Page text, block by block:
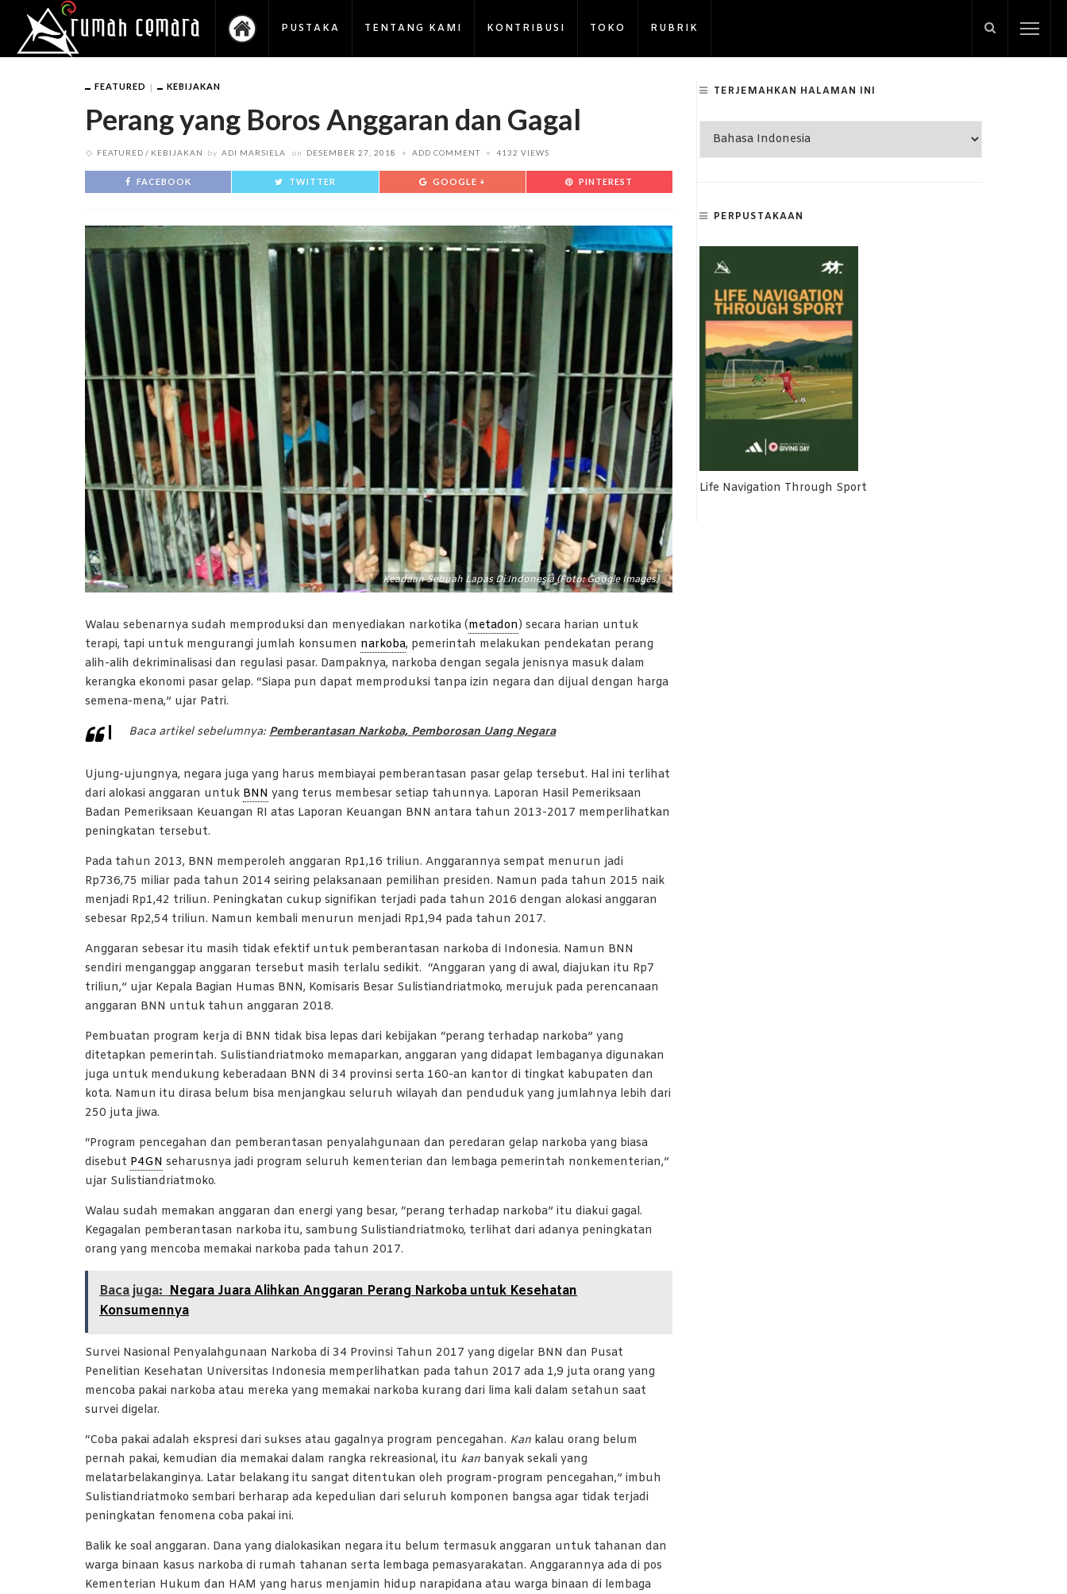
PUSTAKA TENTANG KAMI KONTRIBUSI TOKO RUBRIK
FEATURED KEBIJAKAN
Perang yang Boros Anggaran dan Gagal
FEATURED KEBIJAKAN by ADI MARSIELA on DESEMBER 27, 2018 ADD COMMENT 4132 VIEWS
FACEBOOK TWITTER GOOGLE + PINTEREST
Keadaan Sebuah Lapas Di Indonesia (Foto: Google Images)
Walau sebenarnya sudah memproduksi dan menyediakan narkotika (metadon) secara harian untuk
terapi, tapi untuk mengurangi jumlah konsumen narkoba, pemerintah melakukan pendekatan perang
alih-alih dekriminalisasi dan regulasi pasar. Dampaknya, narkoba dengan segala jenisnya masuk dalam
kerangka ekonomi pasar gelap. “Siapa pun dapat memproduksi tanpa izin negara dan dijual dengan harga
semena-mena,” ujar Patri.
Baca artikel sebelumnya: Pemberantasan Narkoba, Pemborosan Uang Negara
Ujung-ujungnya, negara juga yang harus membiayai pemberantasan pasar gelap tersebut. Hal ini terlihat
dari alokasi anggaran untuk BNN yang terus membesar setiap tahunnya. Laporan Hasil Pemeriksaan
Badan Pemeriksaan Keuangan RI atas Laporan Keuangan BNN antara tahun 2013-2017 memperlihatkan
peningkatan tersebut.
Pada tahun 2013, BNN memperoleh anggaran Rp1,16 triliun. Anggarannya sempat menurun jadi
Rp736,75 miliar pada tahun 2014 seiring pelaksanaan pemilihan presiden. Namun pada tahun 2015 naik
menjadi Rp1,42 triliun. Peningkatan cukup signifikan terjadi pada tahun 2016 dengan alokasi anggaran
sebesar Rp2,54 triliun. Namun kembali menurun menjadi Rp1,94 pada tahun 2017.
Anggaran sebesar itu masih tidak efektif untuk pemberantasan narkoba di Indonesia. Namun BNN
sendiri menganggap anggaran tersebut masih terlalu sedikit. “Anggaran yang di awal, diajukan itu Rp7
triliun,” ujar Kepala Bagian Humas BNN, Komisaris Besar Sulistiandriatmoko, merujuk pada perencanaan
anggaran BNN untuk tahun anggaran 2018.
Pembuatan program kerja di BNN tidak bisa lepas dari kebijakan “perang terhadap narkoba” yang
ditetapkan pemerintah. Sulistiandriatmoko memaparkan, anggaran yang didapat lembaganya digunakan
juga untuk mendukung keberadaan BNN di 34 provinsi serta 160-an kantor di tingkat kabupaten dan
kota. Namun itu dirasa belum bisa menjangkau seluruh wilayah dan penduduk yang jumlahnya lebih dari
250 juta jiwa.
“Program pencegahan dan pemberantasan penyalahgunaan dan peredaran gelap narkoba yang biasa
disebut P4GN seharusnya jadi program seluruh kementerian dan lembaga pemerintah nonkementerian,”
ujar Sulistiandriatmoko.
Walau sudah memakan anggaran dan energi yang besar, “perang terhadap narkoba” itu diakui gagal.
Kegagalan pemberantasan narkoba itu, sambung Sulistiandriatmoko, terlihat dari adanya peningkatan
orang yang mencoba memakai narkoba pada tahun 2017.
Baca juga: Negara Juara Alihkan Anggaran Perang Narkoba untuk Kesehatan
Konsumennya
Survei Nasional Penyalahgunaan Narkoba di 34 Provinsi Tahun 2017 yang digelar BNN dan Pusat
Penelitian Kesehatan Universitas Indonesia memperlihatkan pada tahun 2017 ada 1,9 juta orang yang
mencoba pakai narkoba atau mereka yang memakai narkoba kurang dari lima kali dalam setahun saat
survei digelar.
“Coba pakai adalah ekspresi dari sukses atau gagalnya program pencegahan. Kan kalau orang belum
pernah pakai, kemudian dia memakai dalam rangka rekreasional, itu kan banyak sekali yang
melatarbelakanginya. Latar belakang itu sangat ditentukan oleh program-program pencegahan,” imbuh
Sulistiandriatmoko sembari berharap ada kepedulian dari seluruh komponen bangsa agar tidak terjadi
peningkatan fenomena coba pakai ini.
Balik ke soal anggaran. Dana yang dialokasikan negara itu belum termasuk anggaran untuk tahanan dan
warga binaan kasus narkoba di rumah tahanan serta lembaga pemasyarakatan. Anggarannya ada di pos
Kementerian Hukum dan HAM yang harus menjamin hidup narapidana atau warga binaan di lembaga
TERJEMAHKAN HALAMAN INI
PERPUSTAKAAN
Life Navigation Through Sport